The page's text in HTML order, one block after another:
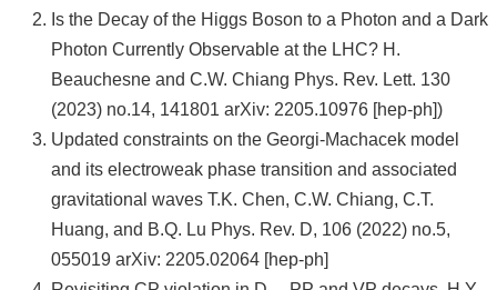
網
Is the Decay of the Higgs Boson to a Photon and a Dark
Photon Currently Observable at the LHC? H.
Beauchesne and C.W. Chiang Phys. Rev. Lett. 130
(2023) no.14, 141801 arXiv: 2205.10976 [hep-ph])
Updated constraints on the Georgi-Machacek model
and its electroweak phase transition and associated
gravitational waves T.K. Chen, C.W. Chiang, C.T.
Huang, and B.Q. Lu Phys. Rev. D, 106 (2022) no.5,
055019 arXiv: 2205.02064 [hep-ph]